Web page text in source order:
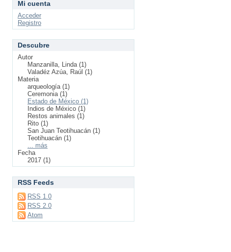
Mi cuenta
Acceder
Registro
Descubre
Autor
Manzanilla, Linda (1)
Valadéz Azúa, Raúl (1)
Materia
arqueología (1)
Ceremonia (1)
Estado de México (1)
Indios de México (1)
Restos animales (1)
Rito (1)
San Juan Teotihuacán (1)
Teotihuacán (1)
... más
Fecha
2017 (1)
RSS Feeds
RSS 1.0
RSS 2.0
Atom